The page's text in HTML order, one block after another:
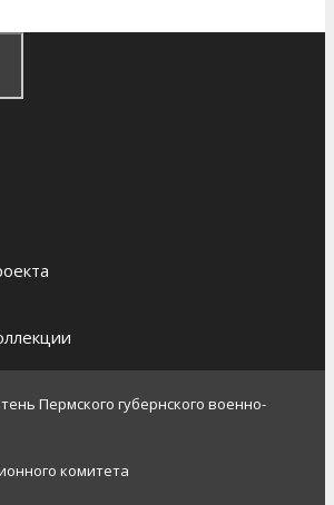
Пермского губернского военно-
комитета